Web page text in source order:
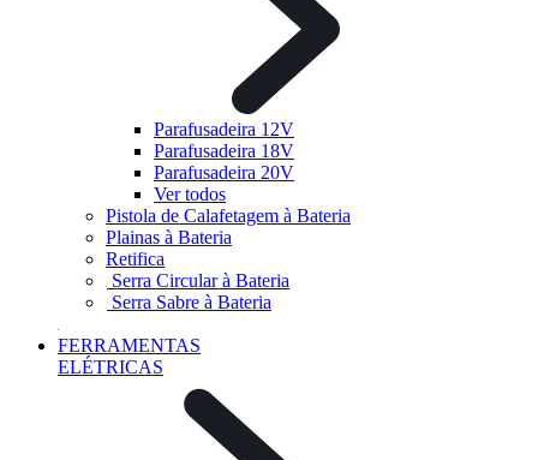
Parafusadeira 12V
Parafusadeira 18V
Parafusadeira 20V
Ver todos
Pistola de Calafetagem à Bateria
Plainas à Bateria
Retifica
Serra Circular à Bateria
Serra Sabre à Bateria
FERRAMENTAS
ELÉTRICAS